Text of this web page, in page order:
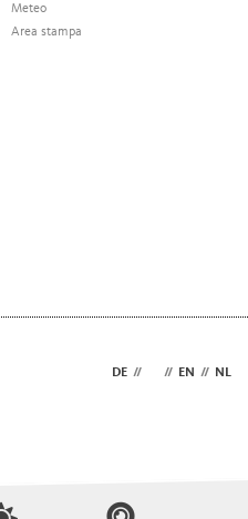
Meteo
Area stampa
DE // // EN // NL